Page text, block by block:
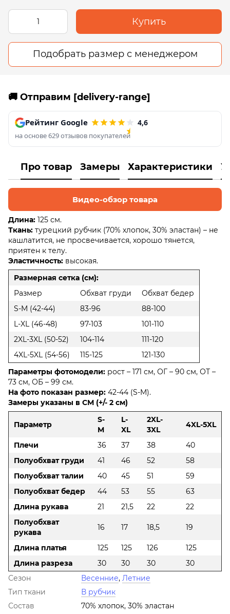
Купить
Подобрать размер с менеджером
🚚 Отправим [delivery-range]
Рейтинг Google 4,6
на основе 629 отзывов покупателей
Про товар Замеры Характеристики
Видео-обзор товара
Длина: 125 см.
Ткань: турецкий рубчик (70% хлопок, 30% эластан) – не
кашлатится, не просвечивается, хорошо тянется,
приятен к телу.
Эластичность: высокая.
Размерная сетка (см):
Размер
Обхват груди
Обхват бедер
S-M (42-44)
83-96
88-100
L-XL (46-48)
97-103
101-110
2XL-3XL (50-52)
104-114
111-120
4XL-5XL (54-56)
115-125
121-130
Параметры фотомодели: рост – 171 см, ОГ – 90 см, ОТ –
73 см, ОБ – 99 см.
На фото показан размер: 42-44 (S-M).
Замеры указаны в СМ (+/- 2 см)
Параметр
S-
M
L-
XL
2XL-
3XL
4XL-5XL
Плечи 36 37 38
40
Полуобхват груди
41 46 52
58
Полуобхват талии
40 45 51
59
Полуобхват бедер
44 53 55
63
Длина рукава
21 21,5 22
22
Полуобхват
рукава
16 17 18,5 19
Длина платья 125 125 126
125
Длина разреза
30 30 30
30
Сезон
Весенние, Летние
Тип ткани
В рубчик
Состав
70% хлопок, 30% эластан